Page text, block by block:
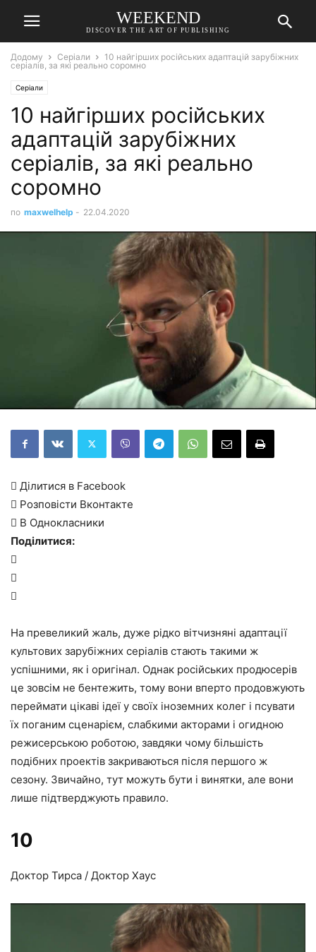
WEEKEND
DISCOVER THE ART OF PUBLISHING
Додому Серіали
10 найгірших російських адаптацій зарубіжних
серіалів, за які реально соромно
Серіали
10 найгірших російських
адаптацій зарубіжних
серіалів, за які реально
соромно
по maxwelhelp - 22.04.2020
 Ділитися в Facebook
 Розповісти Вконтакте
 В Однокласники
Поділитися:



На превеликий жаль, дуже рідко вітчизняні адаптації
культових зарубіжних серіалів стають такими ж
успішними, як і оригінал. Однак російських продюсерів
це зовсім не бентежить, тому вони вперто продовжують
переймати цікаві ідеї у своїх іноземних колег і псувати
їх поганим сценарієм, слабкими акторами і огидною
режисерською роботою, завдяки чому більшість
подібних проектів закриваються після першого ж
сезону. Звичайно, тут можуть бути і винятки, але вони
лише підтверджують правило.
10
Доктор Тирса / Доктор Хаус